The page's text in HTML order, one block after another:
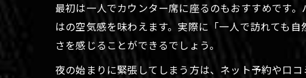
最初は一人でカウンター席に座るのもおすすめです
はの空気感を味わえます。実際に「一人で訪れても
さを感じることができるでしょう。
夜の始まりに緊張してしまう方は、ネット予約や口